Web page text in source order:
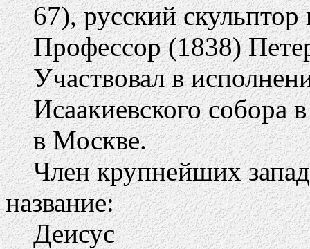
67), русский
Профессор (1838)
Участвовал в
Исаакиевского собора
в Москве.
Член крупнейших
название:
Деисус